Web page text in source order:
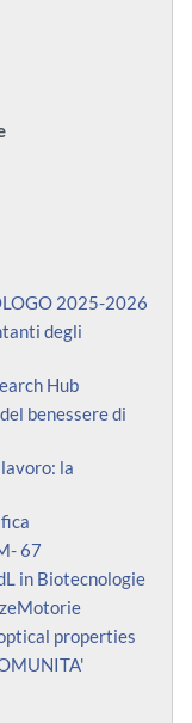
2025-2026
degli
Hub
benessere di
la
67
in Biotecnologie
properties